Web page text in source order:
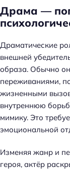
Драма —
Драматические
внешней
образа. Обычно
переживаниями,
жизненными
внутреннюю
мимику. Это
эмоциональной
Изменяя жанр и
героя, актёр